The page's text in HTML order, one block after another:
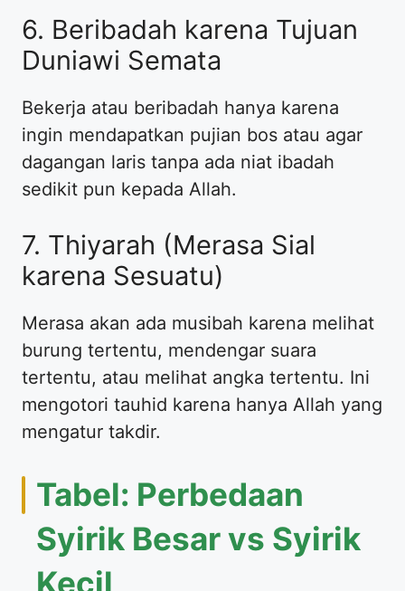
6. Beribadah karena Tujuan
Duniawi Semata
Bekerja atau beribadah hanya karena
ingin mendapatkan pujian bos atau agar
dagangan laris tanpa ada niat ibadah
sedikit pun kepada Allah.
7. Thiyarah (Merasa Sial
karena Sesuatu)
Merasa akan ada musibah karena melihat
burung tertentu, mendengar suara
tertentu, atau melihat angka tertentu. Ini
mengotori tauhid karena hanya Allah yang
mengatur takdir.
Tabel: Perbedaan
Syirik Besar vs Syirik
Kecil